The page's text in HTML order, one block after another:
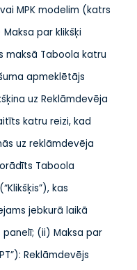
MPK modelim (katrs
par klikšķi
maksā Taboola katru
apmeklētājs
uz Reklāmdevēja
katru reizi, kad
uz reklāmdevēja
Taboola
kas
jebkurā laikā
(ii) Maksa par
Reklāmdevējs